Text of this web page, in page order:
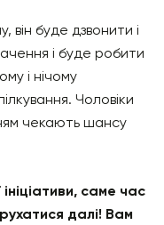
буде дзвонити і
і буде робити
і нічому
Чоловіки
чекають шансу
саме час
далі! Вам